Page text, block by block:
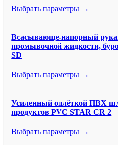
Выбрать параметры →
Всасывающе-напорный
промывочной жидкости,
SD
Выбрать параметры →
Усиленный оплёткой ПВХ
продуктов PVC STAR CR 2
Выбрать параметры →